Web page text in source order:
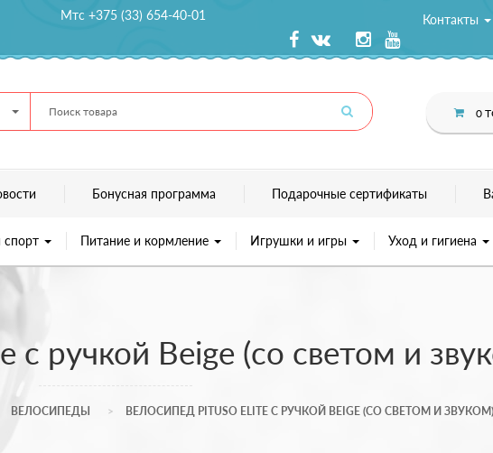
Мтс +375 (33) 654-40-01 Контакты
0
Бонусная программа Подарочные сертификаты
спорт Питание и кормление Игрушки и игры Уход и гигиена
с ручкой Beige (со светом и
ВЕЛОСИПЕДЫ ВЕЛОСИПЕД PITUSO ELITE С РУЧКОЙ BEIGE (СО СВЕТОМ И ЗВУКОМ)